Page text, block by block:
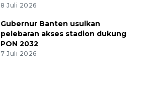
8 Juli 2026
Gubernur Banten usulkan
pelebaran akses stadion dukung
PON 2032
7 Juli 2026